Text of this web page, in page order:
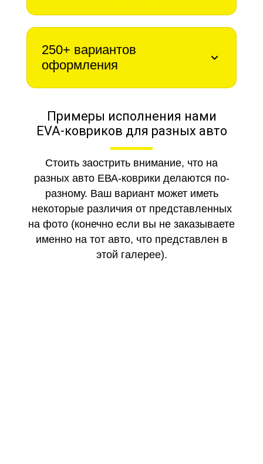
250+ вариантов
оформления
Примеры исполнения нами
EVA-ковриков для разных авто
Стоить заострить внимание, что на
разных авто ЕВА-коврики делаются по-
разному. Ваш вариант может иметь
некоторые различия от представленных
на фото (конечно если вы не заказываете
именно на тот авто, что представлен в
этой галерее).